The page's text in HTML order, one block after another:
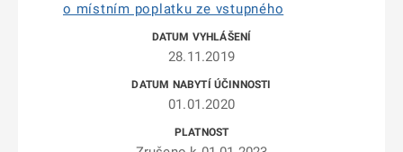
o místním poplatku ze vstupného
28.11.2019
01.01.2020